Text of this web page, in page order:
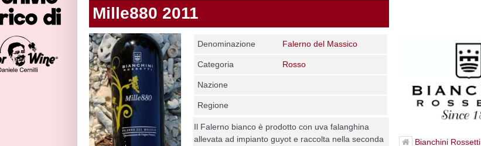
Mille880 2011
Denominazione Falerno del Massico
Categoria Rosso
Nazione
Regione
Il Falerno bianco è prodotto con uva falanghina
allevata ad impianto guyot e raccolta nella seconda
Bianchini Rossetti